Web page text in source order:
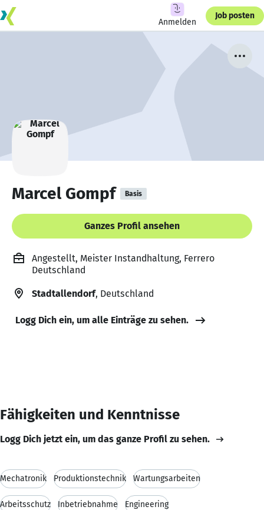
Anmelden
Job posten
Marcel Gompf Basis
Ganzes Profil ansehen
Angestellt, Meister Instandhaltung, Ferrero
Deutschland
Stadtallendorf, Deutschland
Logg Dich ein, um alle Einträge zu sehen.
Fähigkeiten und Kenntnisse
Logg Dich jetzt ein, um das ganze Profil zu sehen.
Mechatronik Produktionstechnik Wartungsarbeiten
Arbeitsschutz Inbetriebnahme Engineering